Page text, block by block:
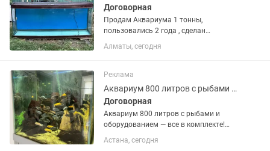
Договорная
Продам Аквариума 1 тонны,
пользовались 2 года , сделан
качественно , Состояние хорошее.Не
протекает, полностью
Отлично подходит для крупных рыб.
Алматы, сегодня
Реклама
Аквариум 800 литров с рыбами и оборудованием все в комплекте!
Договорная
Аквариум 800 литров с рыбами и
оборудованием — все в комплекте!
Продаю аквариум на 800 литров — с
полным комплектом оборудования и
Астана, сегодня